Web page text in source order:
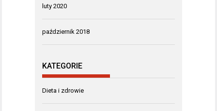
luty 2020
październik 2018
KATEGORIE
Dieta i zdrowie